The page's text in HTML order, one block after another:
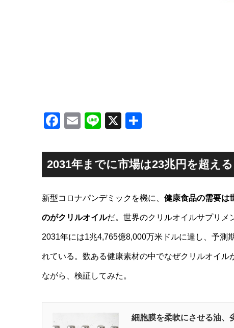
Facebook
EmailLine
X
2031年までに市場は23兆円を超える
新型コロナパンデミックを機に、 健康食品の需要は
のがクリルオイルだ。世界のクリルオイルサプリメ
2031年には1兆4,765億8,000万米ドルに達し、予測
れている。数ある健康素材の中でなぜクリルオイ
ながら、検証してみた。
細胞膜を柔軟にさせる油、